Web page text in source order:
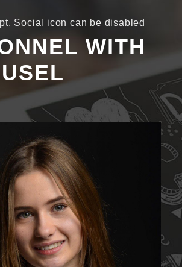
Social icon can be disabled
WITH